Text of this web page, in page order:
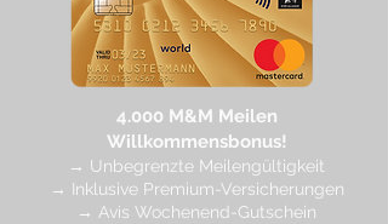
4.000 M&M Meilen
Willkommensbonus!
→ Unbegrenzte Meilengültigkeit
→ Inklusive Premium-Versicherungen
→ Avis Wochenend-Gutschein